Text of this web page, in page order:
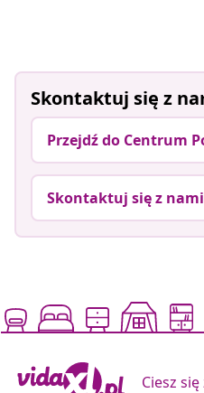
Skontaktuj się z
Przejdź do Centrum
Skontaktuj się z nami
Ciesz